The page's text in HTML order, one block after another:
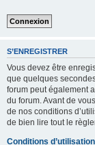
S’ENREGISTRER
Vous devez être
que quelques
forum peut également
du forum. Avant de
de nos conditions
de bien lire tout le
Conditions d’utilisation